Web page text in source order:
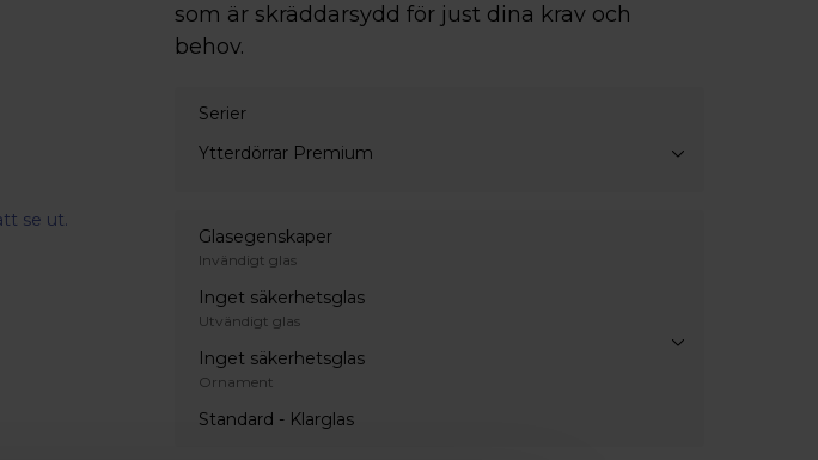
se ut.
som är skräddarsydd för just dina krav och
behov.
Serier
Ytterdörrar Premium
Glasegenskaper
Invändigt glas
Inget säkerhetsglas
Utvändigt glas
Inget säkerhetsglas
Ornament
Standard - Klarglas